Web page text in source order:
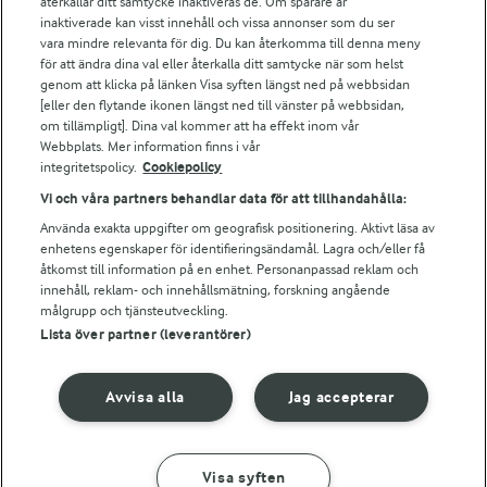
Arla webbshop
Bildbank
Följ oss
© 2026 Arla Foods
Integritetspolicy
inaktiverade kan visst innehåll och vissa annonser som du ser
vara mindre relevanta för dig. Du kan återkomma till denna meny
för att ändra dina val eller återkalla ditt samtycke när som helst
genom att klicka på länken Visa syften längst ned på webbsidan
[eller den flytande ikonen längst ned till vänster på webbsidan,
om tillämpligt]. Dina val kommer att ha effekt inom vår
Webbplats. Mer information finns i vår
integritetspolicy. Cookiepolicy
Vi och våra partners behandlar data för att tillhandahålla:
Använda exakta uppgifter om geografisk positionering. Aktivt läsa av
enhetens egenskaper för identifieringsändamål. Lagra och/eller få
åtkomst till information på en enhet. Personanpassad reklam och
innehåll, reklam- och innehållsmätning, forskning angående
målgrupp och tjänsteutveckling.
Lista över partner (leverantörer)
Jag accepterar
Avvisa alla
Visa syften